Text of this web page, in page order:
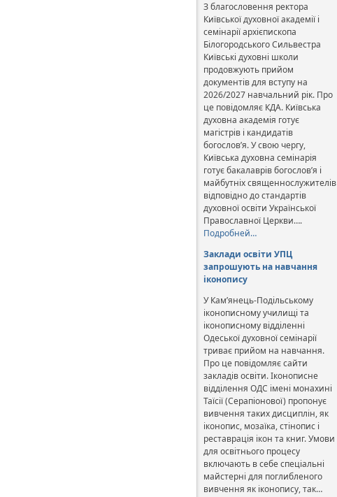
З благословення ректора
Київської духовної академії і
семінарії архієпископа
Білогородського Сильвестра
Київські духовні школи
продовжують прийом
документів для вступу на
2026/2027 навчальний рік. Про
це повідомляє КДА. Київська
духовна академія готує
магістрів і кандидатів
богослов’я. У свою чергу,
Київська духовна семінарія
готує бакалаврів богослов’я і
майбутніх священнослужителів
відповідно до стандартів
духовної освіти Української
Православної Церкви….
Подробней…
Заклади освіти УПЦ
запрошують на навчання
іконопису
У Кам’янець-Подільському
іконописному училищі та
іконописному відділенні
Одеської духовної семінарії
триває прийом на навчання.
Про це повідомляє сайти
закладів освіти. Іконописне
відділення ОДС імені монахині
Таїсії (Серапіонової) пропонує
вивчення таких дисциплін, як
іконопис, мозаїка, стінопис і
реставрація ікон та книг. Умови
для освітнього процесу
включають в себе спеціальні
майстерні для поглибленого
вивчення як іконопису, так…